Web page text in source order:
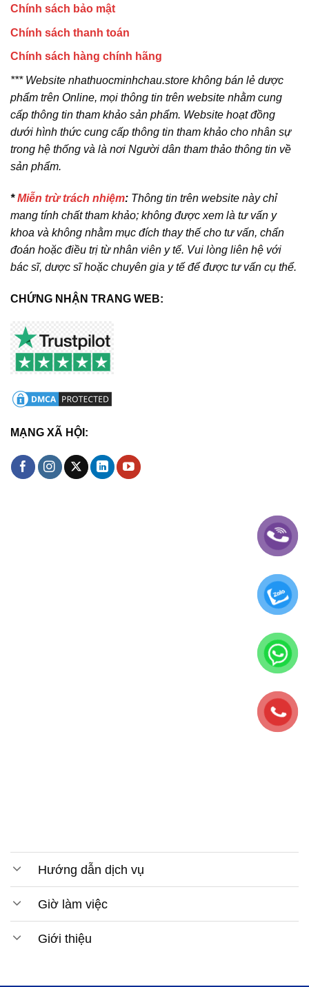
Chính sách bảo mật
Chính sách thanh toán
Chính sách hàng chính hãng
*** Website nhathuocminhchau.store không bán lẻ dược
phẩm trên Online, mọi thông tin trên website nhằm cung
cấp thông tin tham khảo sản phẩm. Website hoạt đồng
dưới hình thức cung cấp thông tin tham khảo cho nhân sự
trong hệ thống và là nơi Người dân tham thảo thông tin về
sản phẩm.
*Miễn trừ trách nhiệm: Thông tin trên website này chỉ
mang tính chất tham khảo; không được xem là tư vấn y
khoa và không nhằm mục đích thay thế cho tư vấn, chẩn
đoán hoặc điều trị từ nhân viên y tế. Vui lòng liên hệ với
bác sĩ, dược sĩ hoặc chuyên gia y tế để được tư vấn cụ thể.
CHỨNG NHẬN TRANG WEB:
MẠNG XÃ HỘI:
Hướng dẫn dịch vụ
Giờ làm việc
Giới thiệu